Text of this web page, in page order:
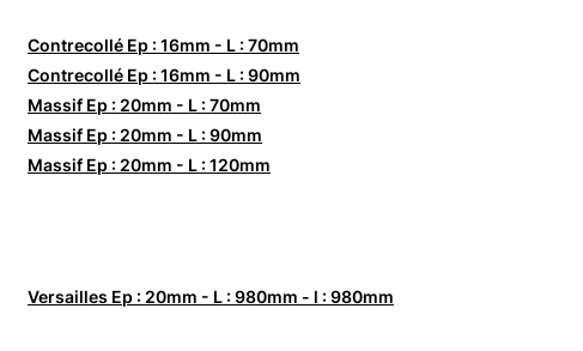
Contrecollé Ep : 16mm - L : 70mm
Contrecollé Ep : 16mm - L : 90mm
Massif Ep : 20mm - L : 70mm
Massif Ep : 20mm - L : 90mm
Massif Ep : 20mm - L : 120mm
Versailles Ep : 20mm - L : 980mm - l : 980mm